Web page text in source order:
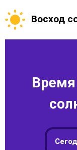
Восход
Время